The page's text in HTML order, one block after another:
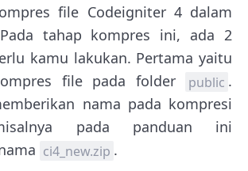
file Codeigniter 4 dalam
tahap kompres ini, ada 2
kamu lakukan. Pertama yaitu
file pada folder
public .
nama pada kompresi
pada panduan ini
ci4_new.zip .